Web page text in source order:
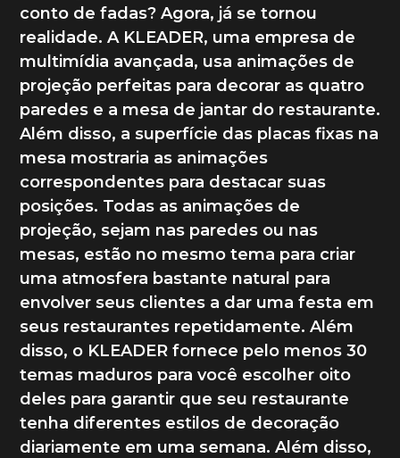
conto de fadas? Agora, já se tornou
realidade. A KLEADER, uma empresa de
multimídia avançada, usa animações de
projeção perfeitas para decorar as quatro
paredes e a mesa de jantar do restaurante.
Além disso, a superfície das placas fixas na
mesa mostraria as animações
correspondentes para destacar suas
posições. Todas as animações de
projeção, sejam nas paredes ou nas
mesas, estão no mesmo tema para criar
uma atmosfera bastante natural para
envolver seus clientes a dar uma festa em
seus restaurantes repetidamente. Além
disso, o KLEADER fornece pelo menos 30
temas maduros para você escolher oito
deles para garantir que seu restaurante
tenha diferentes estilos de decoração
diariamente em uma semana. Além disso,